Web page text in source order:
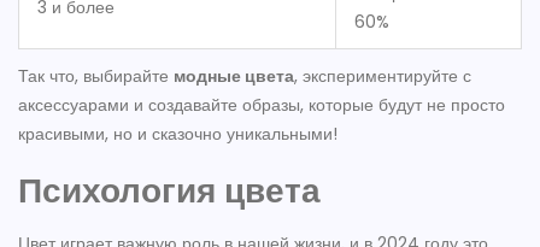
3 и более
60%
Так что, выбирайте модные цвета, экспериментируйте с
аксессуарами и создавайте образы, которые будут не просто
красивыми, но и сказочно уникальными!
Психология цвета